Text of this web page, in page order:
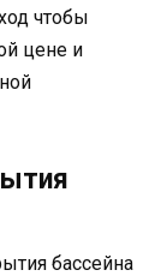
чтобы
цене и
бассейна